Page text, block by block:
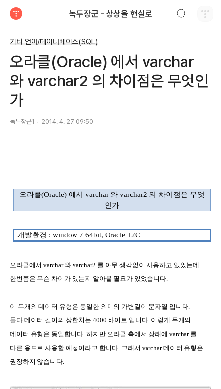
녹두장군 - 상상을 현실로
기타 언어/데이터베이스(SQL)
오라클(Oracle) 에서 varchar
와 varchar2 의 차이점은 무엇인
가
녹두장군1 2014. 4. 27. 09:50
오라클(Oracle)에서varchar와varchar2 의 차이점은 무엇
인가
개발환경 : window 7 64bit, Oracle 12C
오라클에서 varchar와 varchar2 를 아무 생각없이 사용하고 있었는데
한번쯤은 무슨 차이가 있는지 알아볼 필요가 있었습니다.
이 두개의 데이터 유형은 동일한 의미의 가변길이 문자열 입니다.
둘다 데이터 길이의 상한치는 4000 바이트 입니다. 이렇게 두개의
데이터 유형은 동일합니다. 하지만 오라클 측에서 장래에 varchar 를
다른 용도로 사용할 예정이라고 합니다. 그래서 varchar데이터 유형은
권장하지 않습니다.